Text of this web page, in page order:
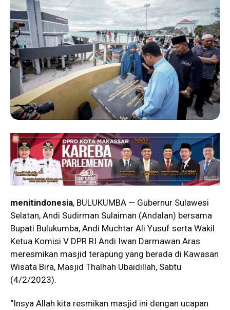
menitindonesia, BULUKUMBA — Gubernur Sulawesi
Selatan, Andi Sudirman Sulaiman (Andalan) bersama
Bupati Bulukumba, Andi Muchtar Ali Yusuf serta Wakil
Ketua Komisi V DPR RI Andi Iwan Darmawan Aras
meresmikan masjid terapung yang berada di Kawasan
Wisata Bira, Masjid Thalhah Ubaidillah, Sabtu
(4/2/2023).
“Insya Allah kita resmikan masjid ini dengan ucapan